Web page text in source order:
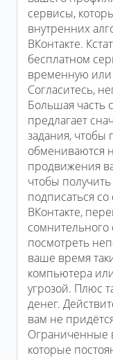
сервисы,
внутренних
ВКонтакте.
бесплатном
временную или
Согласитесь,
Большая часть
предлагает
задания, чтобы
обмениваются
продвижения
чтобы
подписаться
ВКонтакте,
посмотреть
ваше время
компьютера
угрозой. Плюс
денег.
вам не
Ограниченные
которые